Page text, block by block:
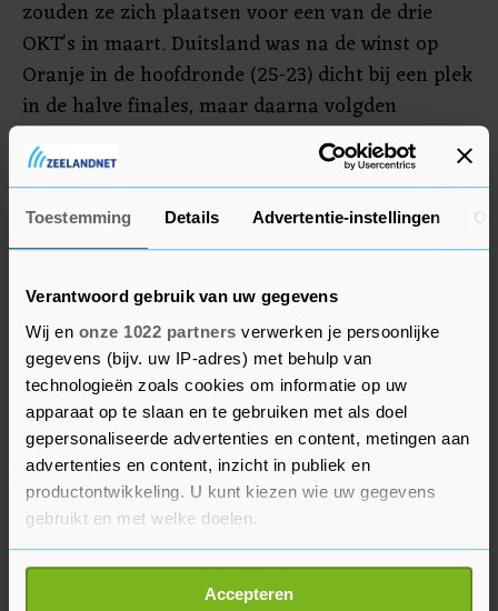
Toestemming Details Advertentie-instellingen
Verantwoord gebruik van uw gegevens
Wij en onze 1022 partners verwerken je persoonlijke
gegevens (bijv. uw IP-adres) met behulp van
technologieën zoals cookies om informatie op uw
apparaat op te slaan en te gebruiken met als doel
gepersonaliseerde advertenties en content, metingen aan
advertenties en content, inzicht in publiek en
productontwikkeling. U kunt kiezen wie uw gegevens
gebruikt en met welke doelen.
Als u het toestaat, willen we ook graag:
Informatie verzamelen over uw geografische
Accepteren
zouden ze zich plaatsen voor een van de drie
OKT's in maart. Duitsland was na de winst op
Oranje in de hoofdronde (25-23) dicht bij een plek
in de halve finales, maar daarna volgden
nederlagen tegen Servië (28-29) en Noorwegen
(29-32). De ploeg van Groener eindigde daardoor
niet als tweede, maar als vierde in de groep.